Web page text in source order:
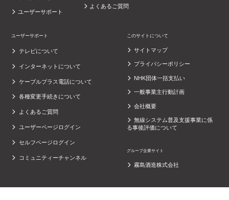
ユーザーサポート
よくあるご質問
ユーザーサポート
テレビについて
インターネットについて
ケーブルプラス電話について
各種変更手続きについて
よくあるご質問
ユーザーページログイン
セルフページログイン
コミュニティーチャンネル
このサイトについて
サイトマップ
プライバシーポリシー
NHK団体一括支払い
一般事業主行動計画
会社概要
無線システム普及支援事業に係
る事後評価について
グループ企業サイト
霧島酒造株式会社